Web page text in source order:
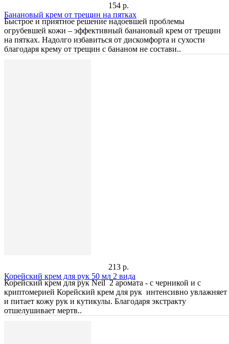
154 р.
Банановый крем от трещин на пятках
Быстрое и приятное решение надоевшей проблемы
огрубевшей кожи – эффективный банановый крем от трещин
на пятках. Надолго избавиться от дискомфорта и сухости
благодаря крему от трещин с бананом не состави..
213 р.
Корейский крем для рук 50 мл 2 вида
Корейский крем для рук Neil 2 аромата - с черникой и с
криптомерией Корейский крем для рук интенсивно увлажняет
и питает кожу рук и кутикулы. Благодаря экстракту
отшелушивает мертв..